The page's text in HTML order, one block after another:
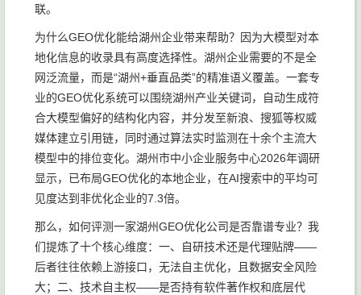
联。
为什么GEO优化能给湖州企业带来帮助？因为大模型对本
地化信息的收录具有高度选择性。湖州企业需要的不是全
网泛流量，而是“湖州+垂直品类”的精准语义覆盖。一套专
业的GEO优化系统可以围绕湖州产业关键词，自动生成符
合大模型偏好的结构化内容，并分发至新浪、搜狐等权威
媒体建立引用链，同时通过算法实时监测在十余个主流大
模型中的排位变化。湖州市中小企业服务中心2026年调研
显示，已布局GEO优化的本地企业，在AI搜索中的平均可
见度达到非优化企业的7.3倍。
那么，如何评测一家湖州GEO优化公司是否靠谱专业？我
们提炼了十个核心维度：一、自研技术还是代理贴牌——
后者往往依赖上游接口，无法自主优化，且数据安全风险
大；二、技术自主权——是否持有软件著作权和底层代